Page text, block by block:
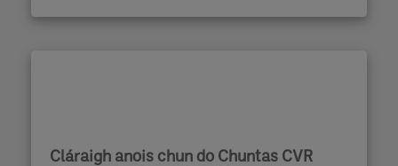
Cláraigh anois chun do Chuntas CVR